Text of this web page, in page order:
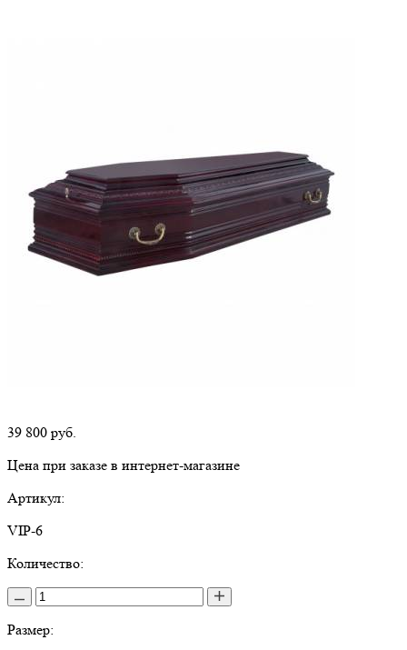
39 800 руб.
Цена при заказе в интернет-магазине
Артикул:
VIP-6
Количество:
Размер: